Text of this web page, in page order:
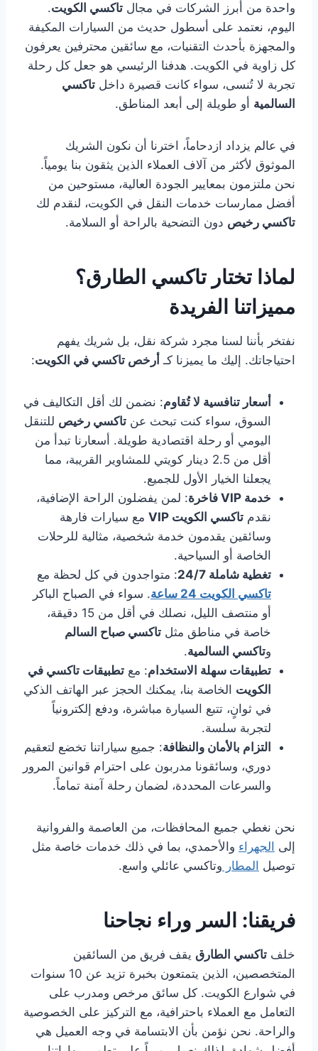
واحدة من أبرز الشركات في مجال تاكسي الكويت.
اليوم، نعتمد على أسطول حديث من السيارات المكيفة
والمجهزة بأحدث التقنيات، مع سائقين محترفين يعرفون
كل زاوية في الكويت. هدفنا الرئيسي هو جعل كل رحلة
تجربة لا تُنسى، سواء كانت قصيرة داخل تاكسي
السالمية أو طويلة إلى أبعد المناطق.
في عالم يزداد ازدحاماً، اخترنا أن نكون الشريك
الموثوق لأكثر من آلاف العملاء الذين يثقون بنا يومياً.
نحن ملتزمون بمعايير الجودة العالية، مستوحين من
أفضل ممارسات خدمات النقل في الكويت، لنقدم لك
تاكسي رخيص دون التضحية بالراحة أو السلامة.
لماذا تختار تاكسي الطارق؟
مميزاتنا الفريدة
نفتخر بأننا لسنا مجرد شركة نقل، بل شريك يفهم
احتياجاتك. إليك ما يميزنا كـ أرخص تاكسي في الكويت:
أسعار تنافسية لا تُقاوم: نضمن لك أقل التكاليف في
السوق، سواء كنت تبحث عن تاكسي رخيص للتنقل
اليومي أو رحلة اقتصادية طويلة. أسعارنا تبدأ من
أقل من 2.5 دينار كويتي للمشاوير القريبة، مما
يجعلنا الخيار الأول للجميع.
خدمة VIP فاخرة
: لمن يفضلون الراحة الإضافية،
نقدم تاكسي الكويت VIP
مع سيارات فارهة
وسائقين يقدمون خدمة شخصية، مثالية للرحلات
الخاصة أو السياحية.
تغطية شاملة 24/7
: متواجدون في كل لحظة مع
تاكسي الكويت 24 ساعة
. سواء في الصباح الباكر
أو منتصف الليل، نصلك في أقل من 15 دقيقة،
خاصة في مناطق مثل تاكسي صباح السالم
وتاكسي السالمية.
تطبيقات سهلة الاستخدام: مع تطبيقات تاكسي في
الكويت الخاصة بنا، يمكنك الحجز عبر الهاتف الذكي
في ثوانٍ، تتبع السيارة مباشرة، ودفع إلكترونياً
لتجربة سلسة.
التزام بالأمان والنظافة: جميع سياراتنا تخضع لتعقيم
دوري، وسائقونا مدربون على احترام قوانين المرور
والسرعات المحددة، لضمان رحلة آمنة تماماً.
نحن نغطي جميع المحافظات، من العاصمة والفروانية
إلى الجهراء والأحمدي، بما في ذلك خدمات خاصة مثل
توصيل المطار وتاكسي عائلي واسع.
فريقنا: السر وراء نجاحنا
خلف تاكسي الطارق يقف فريق من السائقين
المتخصصين، الذين يتمتعون بخبرة تزيد عن 10 سنوات
في شوارع الكويت. كل سائق مرخص ومدرب على
التعامل مع العملاء باحترافية، مع التركيز على الخصوصية
والراحة. نحن نؤمن بأن الابتسامة في وجه العميل هي